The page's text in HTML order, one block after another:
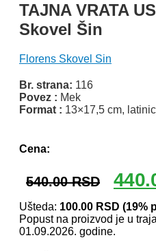
TAJNA VRATA
Skovel Šin
Florens Skovel Sin
Br. strana: 116
Povez : Mek
Format : 13×17,5 cm,
Cena:
540.00RSD
cena
je
bila:
540.00
Ušteda: 100.00 RSD (19%
Popust na proizvod je u
01.09.2026. godine.